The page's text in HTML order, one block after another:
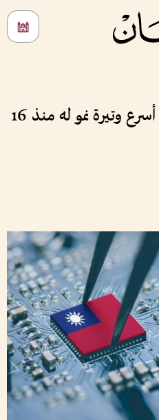
الاقتصاد التايواني يسجِّل أسرع وتيرة نمو له منذ 16